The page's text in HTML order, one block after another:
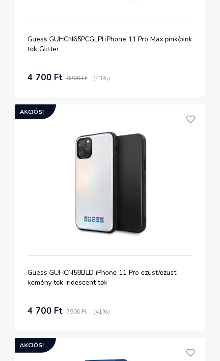
Guess GUHCN65PCGLPI iPhone 11 Pro Max pink/pink
tok Glitter
4 700 Ft 8200 Ft (43%)
AKCIÓS!
Guess GUHCN58BLD iPhone 11 Pro ezüst/ezüst
kemény tok Iridescent tok
4 700 Ft 7900 Ft (41%)
AKCIÓS!